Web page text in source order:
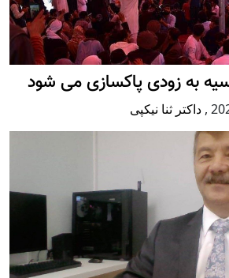
به زودی پاکسازی می شود
, داکتر ثنا نیکپی